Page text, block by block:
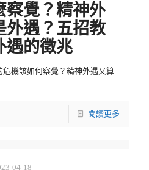
察覺？精神外
外遇？五招教
遇的徵兆
機該如何察覺？精神外遇又算
閱讀更多
04-18